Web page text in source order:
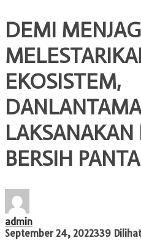
DEMI
EKOSISTEM,
LAKSANAKAN
BERSIH
admin
September 24, 2022339 Dilihat